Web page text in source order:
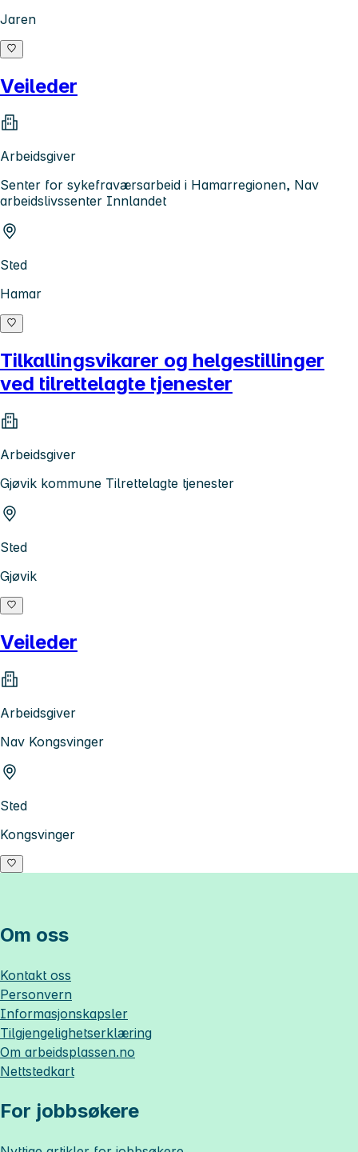
Jaren
Veileder
Arbeidsgiver
Senter for sykefraværsarbeid i Hamarregionen, Nav
arbeidslivssenter Innlandet
Sted
Hamar
Tilkallingsvikarer og helgestillinger
ved tilrettelagte tjenester
Arbeidsgiver
Gjøvik kommune Tilrettelagte tjenester
Sted
Gjøvik
Veileder
Arbeidsgiver
Nav Kongsvinger
Sted
Kongsvinger
Om oss
Kontakt oss
Personvern
Informasjonskapsler
Tilgjengelighetserklæring
Om arbeidsplassen.no
Nettstedkart
For jobbsøkere